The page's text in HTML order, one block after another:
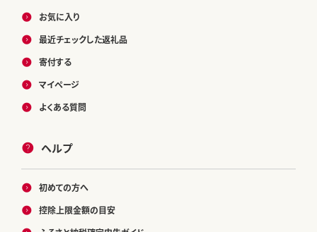
お気に入り
最近チェックした返礼品
寄付する
マイページ
よくある質問
ヘルプ
初めての方へ
控除上限金額の目安